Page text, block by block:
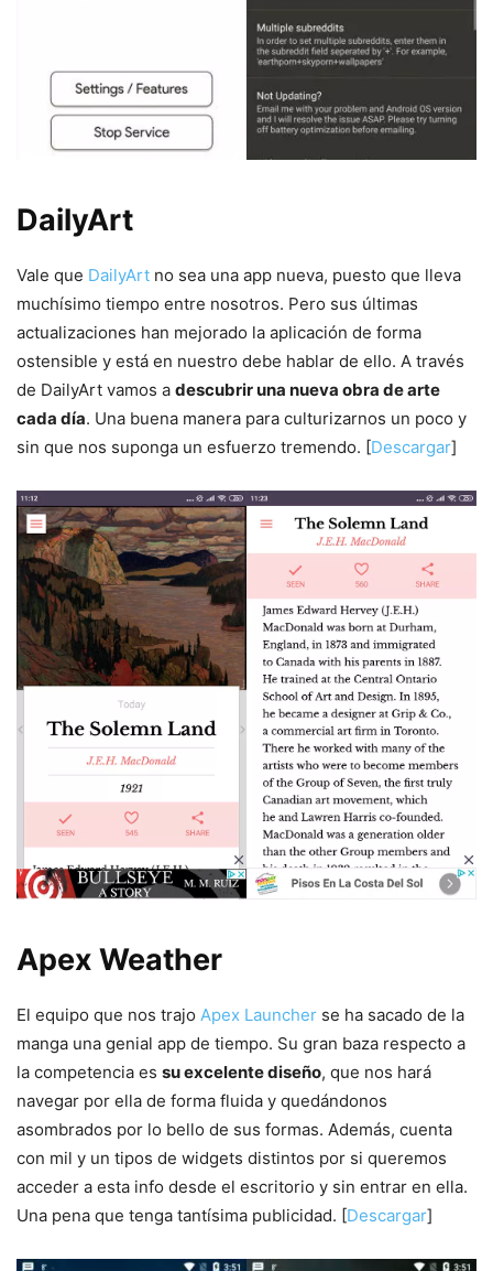
DailyArt
Vale que DailyArt no sea una app nueva, puesto que lleva
muchísimo tiempo entre nosotros. Pero sus últimas
actualizaciones han mejorado la aplicación de forma
ostensible y está en nuestro debe hablar de ello. A través
de DailyArt vamos a descubrir una nueva obra de arte
cada día. Una buena manera para culturizarnos un poco y
sin que nos suponga un esfuerzo tremendo. [Descargar]
Apex Weather
El equipo que nos trajo Apex Launcher se ha sacado de la
manga una genial app de tiempo. Su gran baza respecto a
la competencia es su excelente diseño, que nos hará
navegar por ella de forma fluida y quedándonos
asombrados por lo bello de sus formas. Además, cuenta
con mil y un tipos de widgets distintos por si queremos
acceder a esta info desde el escritorio y sin entrar en ella.
Una pena que tenga tantísima publicidad. [Descargar]